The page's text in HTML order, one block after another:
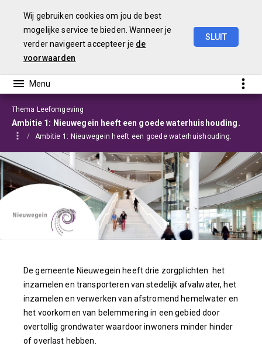
Wij gebruiken cookies om jou de best
mogelijke service te bieden. Wanneer je
verder navigeert accepteer je de
voorwaarden
SLUIT
Thema Leefomgeving
Ambitie 1: Nieuwegein heeft een goede waterhuishouding.
Ambitie 1: Nieuwegein heeft een goede waterhuishouding.
De gemeente Nieuwegein heeft drie zorgplichten: het
inzamelen en transporteren van stedelijk afvalwater, het
inzamelen en verwerken van afstromend hemelwater en
het voorkomen van belemmering in een gebied door
overtollig grondwater waardoor inwoners minder hinder
of overlast hebben.